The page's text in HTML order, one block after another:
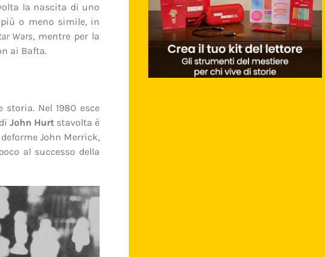
la nascita di uno
o meno simile, in
Wars, mentre per la
ai Bafta.
Nel 1980 esce
John Hurt stavolta è
John Merrick,
al successo della